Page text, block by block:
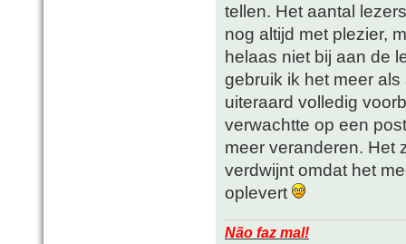
tellen. Het aantal
nog altijd met plezier,
helaas niet bij aan de
gebruik ik het meer
uiteraard volledig
verwachtte op een
meer veranderen. Het
verdwijnt omdat het
oplevert
Não faz mal!